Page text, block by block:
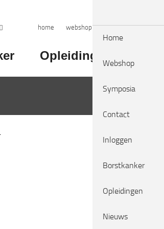
home webshop symposia contact
Opleidingen
Home
Webshop
Symposia
Contact
Inloggen
Borstkanker
Opleidingen
Nieuws